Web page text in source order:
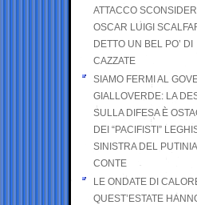
ATTACCO
OSCAR LUIGI
DETTO UN BEL PO’ DI
CAZZATE
SIAMO FERMI AL
GIALLOVERDE: LA
SULLA DIFESA È
DEI “PACIFISTI”
SINISTRA DEL
CONTE
LE ONDATE DI
QUEST’ESTATE